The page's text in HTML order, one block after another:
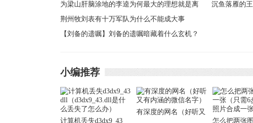
为梁山肝脑涂地的李逵为何最大的理想就是离
开梁山
荆州牧刘表有十万军队为什么不能成大事
【刘备的遗嘱】刘备的遗嘱暗藏着什么玄机？
沉鱼落雁的
小编推荐
计算机丢失d3dx9_43
有深度的网名（好听又
怎么把两张